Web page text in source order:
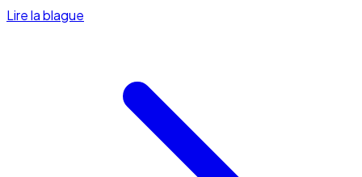
Lire la blague